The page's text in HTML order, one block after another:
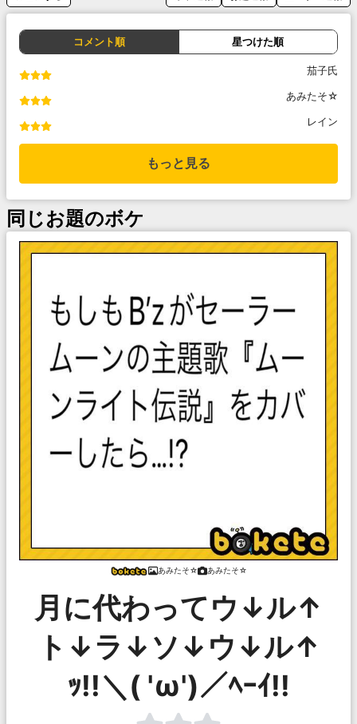
コメント順 星つけた順
茄子氏
あみたそ☆
レイン
もっと見る
同じお題のボケ
あみたそ☆ あみたそ☆
月に代わってウ↓ル↑
ト↓ラ↓ソ↓ウ↓ル↑
ｯ!!＼( 'ω')／ﾍｰｲ!!